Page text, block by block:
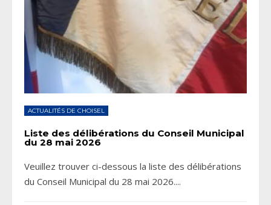
ACTUALITÉS DE CHOISEL
Liste des délibérations du Conseil Municipal
du 28 mai 2026
Veuillez trouver ci-dessous la liste des délibérations
du Conseil Municipal du 28 mai 2026....